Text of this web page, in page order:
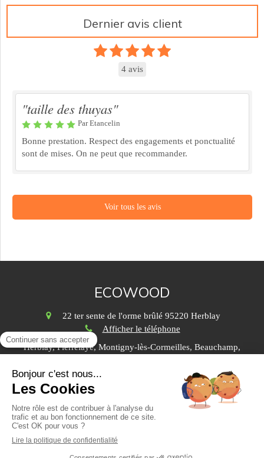
Dernier avis client
4 avis
"taille des thuyas"
Par Etancelin
Bonne prestation. Respect des engagements et ponctualité
sont de mises. On ne peut que recommander.
Voir tous les avis
ECOWOOD
22 ter sente de l'orme brûlé 95220 Herblay
Afficher le téléphone
Herblay, Pierrelaye, Montigny-lès-Cormeilles, Beauchamp,
Bouchard, Taverny, Bessancourt, Éragny, Franconville,
Conflans-Sainte-Honorine
Plan du site
©2016 ECOWOOD - Jardinage élagage